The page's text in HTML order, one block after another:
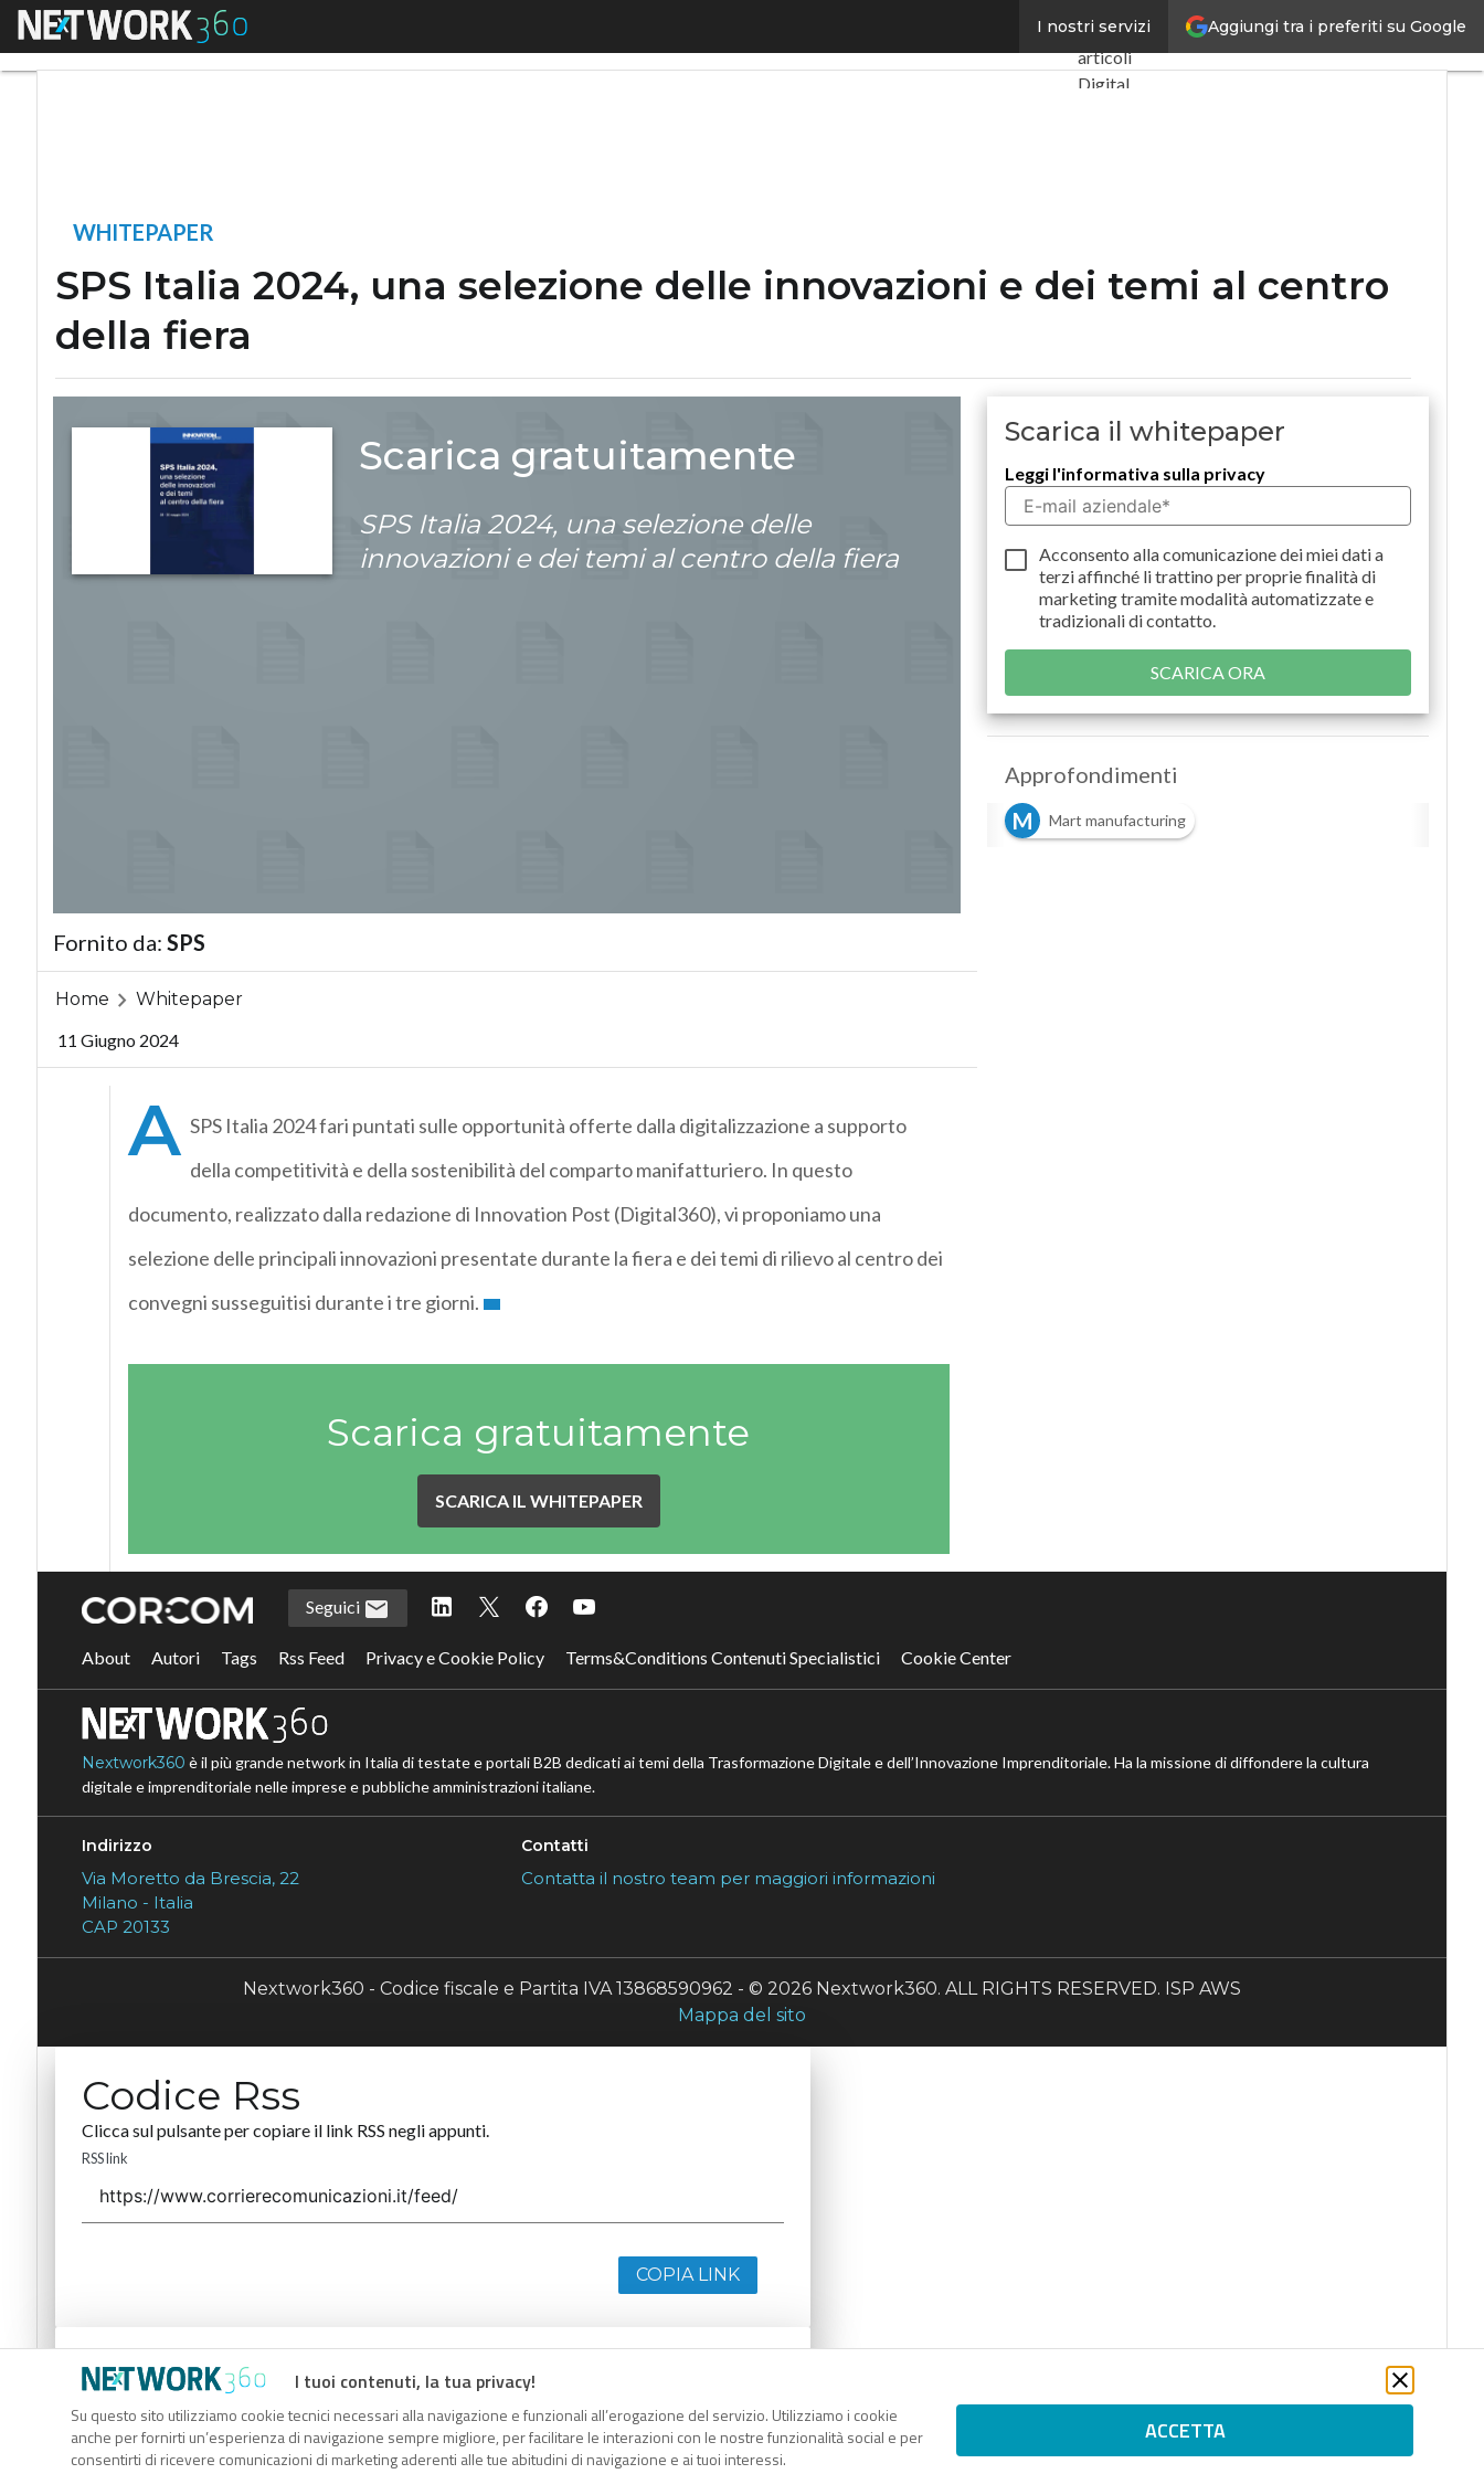
Aggiungi tra i preferiti su Google
I nostri servizi
Menu SPS Italia 2024, una selezione delle innovazioni e dei temi al centro della fieraUltimi
articoli
Digital
economy
Intelligenza
Le Guide di
Podcast
WHITEPAPER
SPS Italia 2024, una selezione delle innovazioni e dei temi al centro
della fiera
Scarica gratuitamente
SPS Italia 2024, una selezione delle
innovazioni e dei temi al centro della fiera
Fornito da: SPS
Home
Whitepaper
11 Giugno 2024
A SPS Italia 2024 fari puntati sulle opportunità offerte dalla digitalizzazione a supporto
della competitività e della sostenibilità del comparto manifatturiero. In questo
documento, realizzato dalla redazione di Innovation Post (Digital360), vi proponiamo una
selezione delle principali innovazioni presentate durante la fiera e dei temi di rilievo al centro dei
convegni susseguitisi durante i tre giorni.
Scarica gratuitamente
SCARICA IL WHITEPAPER
Scarica il whitepaper
Leggi l'informativa sulla privacy
Acconsento alla comunicazione dei miei dati a
terziaffinché li trattino per proprie finalità di
marketing tramite modalità automatizzate e
tradizionali di contatto.
Approfondimenti
M
Mart manufacturing
I tuoi contenuti, la tua privacy!
Su questo sito utilizziamo cookie tecnici necessari alla navigazione e funzionali all’erogazione del servizio. Utilizziamo i cookie
anche per fornirti un’esperienza di navigazione sempre migliore, per facilitare le interazioni con le nostre funzionalità social e per
consentirti di ricevere comunicazioni di marketing aderenti alle tue abitudini di navigazione e ai tuoi interessi.
ACCETTA
Seguici
About Autori Tags Rss Feed Privacy e Cookie Policy Terms&Conditions Contenuti Specialistici Cookie Center
Nextwork360 è il più grande network in Italia di testate e portali B2B dedicati ai temi della Trasformazione Digitale e dell’Innovazione Imprenditoriale. Ha la missione di diffondere la cultura
digitale e imprenditoriale nelle imprese e pubbliche amministrazioni italiane.
Indirizzo
Via Moretto da Brescia, 22
Milano - Italia
CAP 20133
Contatti
Contatta il nostro team per maggiori informazioni
Nextwork360 - Codice fiscale e Partita IVA 13868590962 - © 2026 Nextwork360. ALL RIGHTS RESERVED. ISP AWS
Mappa del sito
Codice Rss
Clicca sul pulsante per copiare il link RSS negli appunti.
RSS link
COPIA LINK
Codice Rss
Clicca sul pulsante per copiare il link RSS negli appunti.
RSS link